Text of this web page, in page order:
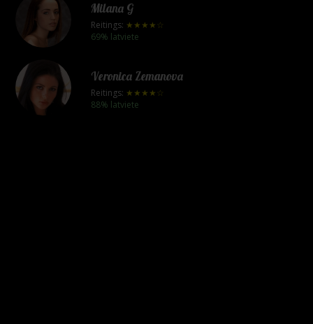
Milana G
Reitings: ★★★★☆
69% latviete
Veronica Zemanova
Reitings: ★★★★☆
88% latviete